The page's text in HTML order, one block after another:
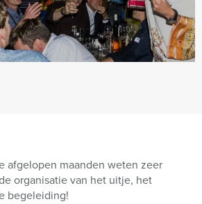
afgelopen maanden weten zeer
organisatie van het uitje, het
begeleiding!